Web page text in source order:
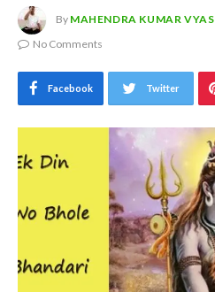
By MAHENDRA KUMAR VYAS
No Comments
Facebook Twitter